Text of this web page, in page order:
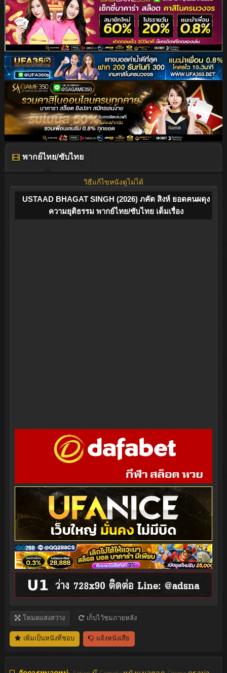
พากย์ไทย/ซับไทย
วิธีแก้ไขหนังดูไม่ได้
USTAAD BHAGAT SINGH (2026) ภคัต สิงห์ ยอดคนผดุง
ความยุติธรรม พากย์ไทย/ซับไทย เต็มเรื่อง
โหมดแสงสว่าง เก็บไว้ชมภายหลัง
เพิ่มเป็นหนังที่ชอบ แจ้งหนังเสีย